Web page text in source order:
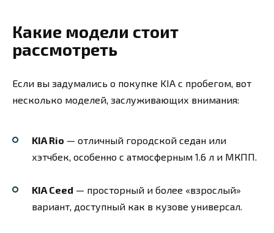
Какие модели стоит
рассмотреть
Если вы задумались о покупке KIA с пробегом, вот
несколько моделей, заслуживающих внимания:
KIA Rio — отличный городской седан или
хэтчбек, особенно с атмосферным 1.6 л и МКПП.
KIA Ceed — просторный и более «взрослый»
вариант, доступный как в кузове универсал.